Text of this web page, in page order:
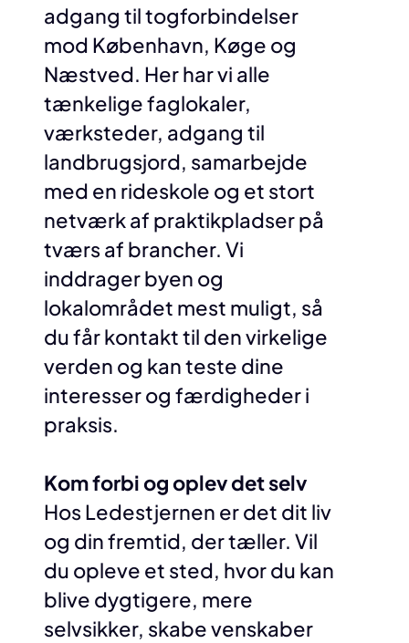
adgang til togforbindelser
mod København, Køge og
Næstved. Her har vi alle
tænkelige faglokaler,
værksteder, adgang til
landbrugsjord, samarbejde
med en rideskole og et stort
netværk af praktikpladser på
tværs af brancher. Vi
inddrager byen og
lokalområdet mest muligt, så
du får kontakt til den virkelige
verden og kan teste dine
interesser og færdigheder i
praksis.
Kom forbi og oplev det selv
Hos Ledestjernen er det dit liv
og din fremtid, der tæller. Vil
du opleve et sted, hvor du kan
blive dygtigere, mere
selvsikker, skabe venskaber